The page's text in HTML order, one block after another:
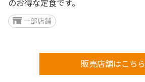
一部店舗
販売店舗はこちら